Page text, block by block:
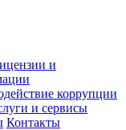
и
коррупции
и сервисы
Контакты